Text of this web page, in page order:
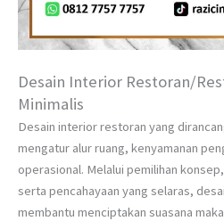
Desain Interior Restoran/
Minimalis
Desain interior restoran yang
mengatur alur ruang, kenyamanan
operasional. Melalui pemilihan
serta pencahayaan yang selaras,
membantu menciptakan suasana